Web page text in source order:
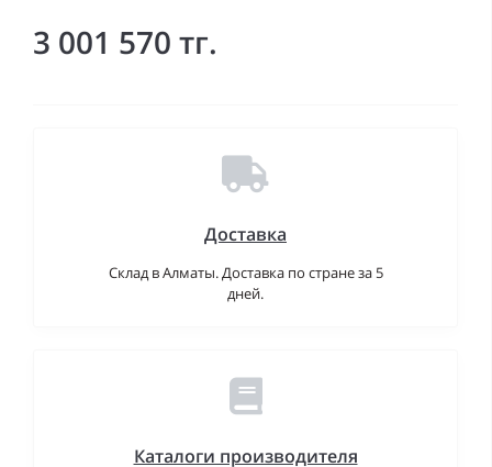
3 001 570 тг.
Доставка
Склад в Алматы. Доставка по стране за 5
дней.
Каталоги производителя